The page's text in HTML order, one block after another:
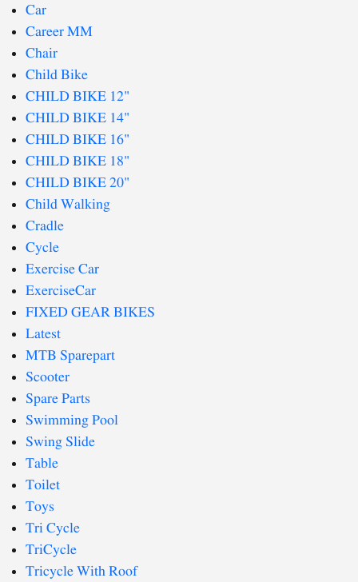
Car
Career MM
Chair
Child Bike
CHILD BIKE 12"
CHILD BIKE 14"
CHILD BIKE 16"
CHILD BIKE 18"
CHILD BIKE 20"
Child Walking
Cradle
Cycle
Exercise Car
ExerciseCar
FIXED GEAR BIKES
Latest
MTB Sparepart
Scooter
Spare Parts
Swimming Pool
Swing Slide
Table
Toilet
Toys
Tri Cycle
TriCycle
Tricycle With Roof